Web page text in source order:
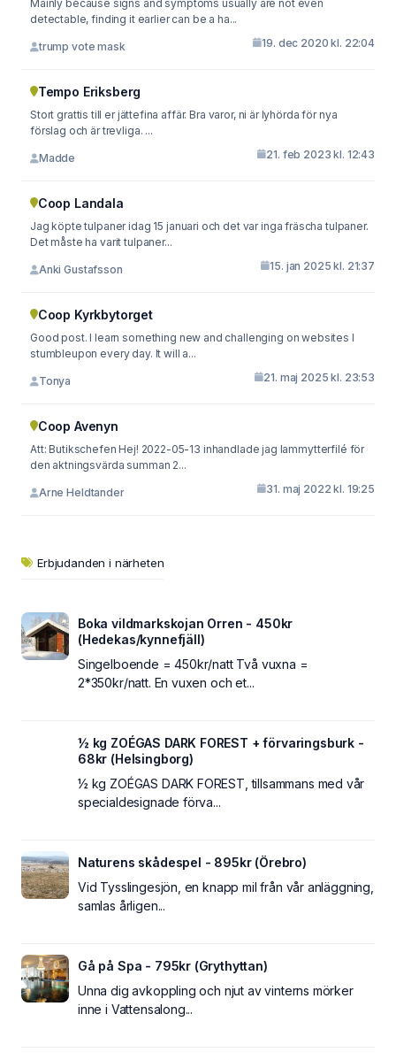
Mainly because signs and symptoms usually are not even
detectable, finding it earlier can be a ha...
trump vote mask 19. dec 2020 kl. 22:04
Tempo Eriksberg
Stort grattis till er jättefina affär. Bra varor, ni är lyhörda för nya
förslag och är trevliga. ...
Madde 21. feb 2023 kl. 12:43
Coop Landala
Jag köpte tulpaner idag 15 januari och det var inga fräscha tulpaner.
Det måste ha varit tulpaner...
Anki Gustafsson 15. jan 2025 kl. 21:37
Coop Kyrkbytorget
Good post. I learn something new and challenging on websites I
stumbleupon every day. It will a...
Tonya 21. maj 2025 kl. 23:53
Coop Avenyn
Att: Butikschefen Hej! 2022-05-13 inhandlade jag lammytterfilé för
den aktningsvärda summan 2...
Arne Heldtander 31. maj 2022 kl. 19:25
Erbjudanden i närheten
Boka vildmarkskojan Orren - 450kr
(Hedekas/kynnefjäll)
Singelboende = 450kr/natt Två vuxna =
2*350kr/natt. En vuxen och et...
½ kg ZOÉGAS DARK FOREST + förvaringsburk -
68kr (Helsingborg)
½ kg ZOÉGAS DARK FOREST, tillsammans med vår
specialdesignade förva...
Naturens skådespel - 895kr (Örebro)
Vid Tysslingesjön, en knapp mil från vår anläggning,
samlas årligen...
Gå på Spa - 795kr (Grythyttan)
Unna dig avkoppling och njut av vinterns mörker
inne i Vattensalong...